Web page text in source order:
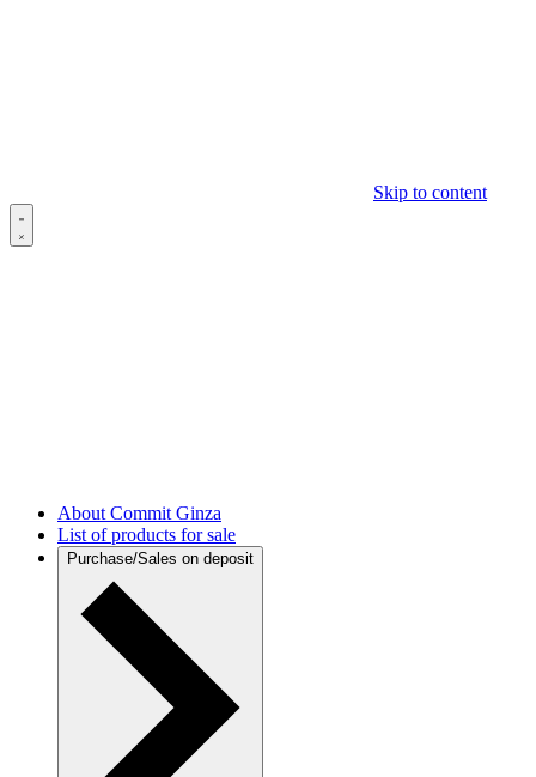
Skip to content
About Commit Ginza
List of products for sale
Purchase/Sales on deposit